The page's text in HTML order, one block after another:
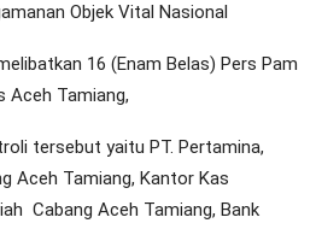
Objek Vital Nasional
16 (Enam Belas) Pers Pam
Aceh Tamiang,
tersebut yaitu PT. Pertamina,
Aceh Tamiang, Kantor Kas
Cabang Aceh Tamiang, Bank